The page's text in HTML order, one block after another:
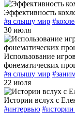
Эффективность
#я слышу мир
30 июля
Использование
фонематических
#я слышу мир
22 июля
Истории вслух с
#интервью #истории